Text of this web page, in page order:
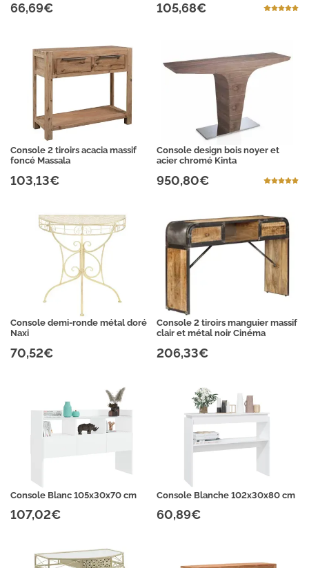
66,69€ 105,68€
Console 2 tiroirs acacia massif
foncé Massala
103,13€
Console design bois noyer et
acier chromé Kinta
950,80€
Console demi-ronde métal doré
Naxi
70,52€
Console 2 tiroirs manguier massif
clair et métal noir Cinéma
206,33€
Console Blanc 105x30x70 cm
107,02€
Console Blanche 102x30x80 cm
60,89€